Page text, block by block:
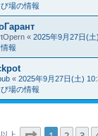
場の情報
« 2025年9月27日(
報
« 2025年9月27日(土)
場の情報
上